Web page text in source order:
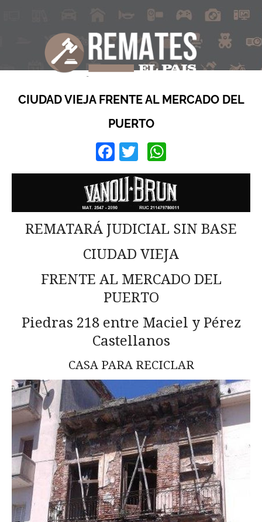
CIUDAD VIEJA FRENTE AL MERCADO DEL
PUERTO
Facebook
Twitter
REMATARÁ JUDICIAL SIN BASE
CIUDAD VIEJA
FRENTE AL MERCADO DEL
PUERTO
Piedras 218 entre Maciel y Pérez
Castellanos
CASA PARA RECICLAR